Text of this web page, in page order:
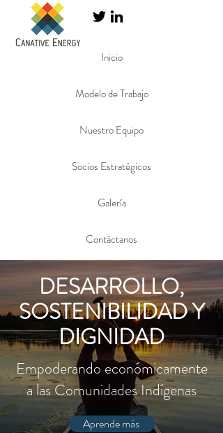
DESARROLLO,
SOSTENIBILIDAD Y
DIGNIDAD
Empoderando económicamente
a las Comunidades Indígenas
Aprende más
Inicio
Modelo de Trabajo
Nuestro Equipo
Socios Estratégicos
Galería
Contáctanos